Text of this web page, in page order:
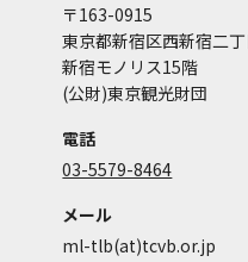
〒163-0915
東京都新宿区西新宿二
新宿モノリス15階
(公財)東京観光財団
電話
03-5579-8464
メール
ml-tlb(at)tcvb.or.jp